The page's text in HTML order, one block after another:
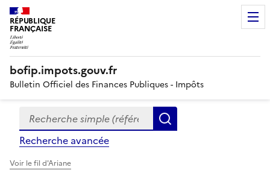
RÉPUBLIQUE
FRANÇAISE
bofip.impots.gouv.fr
Bulletin Officiel des Finances Publiques - Impôts
Formulaire
de
recherche
Recherche simple (références, mots clés, partie du
Recherche avancée
Voir le fil d'Ariane